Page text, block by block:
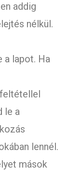
addig
nélkül.
a lapot. Ha
le a
lennél.
mások